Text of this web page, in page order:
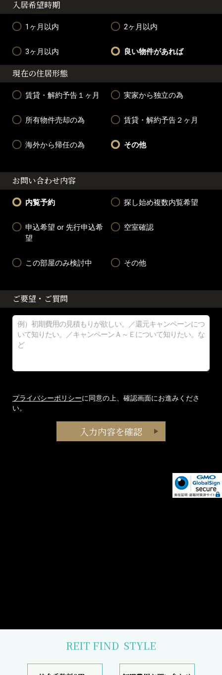
入居希望時期
1ヶ月以内 2ヶ月以内
3ヶ月以内 良い物件があれば
現在の住居形態
賃貸・解約予告１ヶ月 実家から独立の為
所有物件売却の為 賃貸・解約予告２ヶ月
海外から帰任の為 その他
お問い合わせ内容
内覧予約 探し始め複数内覧希望
申込希望 or 先行申込希
望
空室確認
この部屋のみ検討中 その他
ご要望・ご質問
プライバシーポリシーに同意の上、確認画面にお進みくださ
い。
REIT FIND STYLE